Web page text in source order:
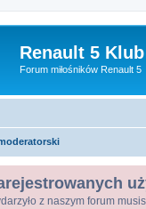
Renault 5
Forum miłośników Renault 5
z naszym forum